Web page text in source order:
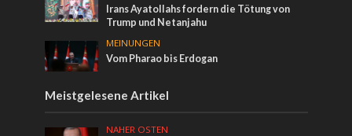
Irans Ayatollahs fordern die Tötung von
Trump und Netanjahu
MEINUNGEN
Vom Pharao bis Erdogan
Meistgelesene Artikel
NAHER OSTEN